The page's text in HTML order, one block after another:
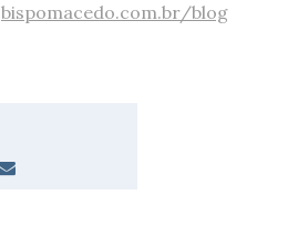
bispomacedo.com.br/blog